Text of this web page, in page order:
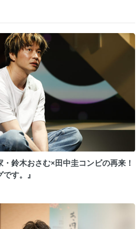
・鈴木おさむ×田中圭コンビの再来！
す。』